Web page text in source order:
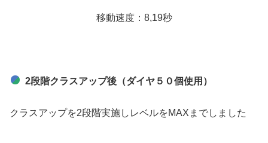
移動速度：8,19秒
2段階クラスアップ後（ダイヤ５０個使用）
クラスアップを2段階実施しレベルをMAXまでしました